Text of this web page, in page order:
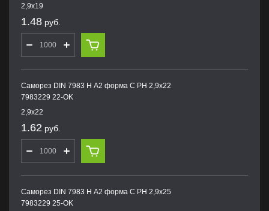
2,9х19
1.48 руб.
Саморез DIN 7983 H А2 форма С PH 2,9х22
7983229 22-OK
2,9х22
1.62 руб.
Саморез DIN 7983 H А2 форма С PH 2,9х25
7983229 25-OK